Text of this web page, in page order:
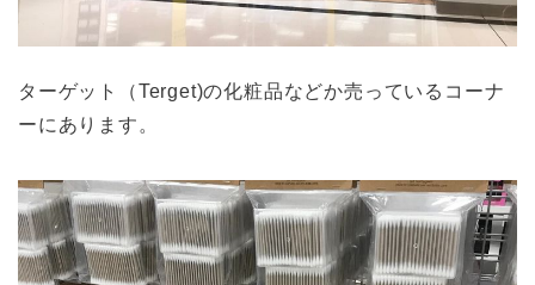
ターゲット（Terget)の化粧品などか売っているコーナ
ーにあります。